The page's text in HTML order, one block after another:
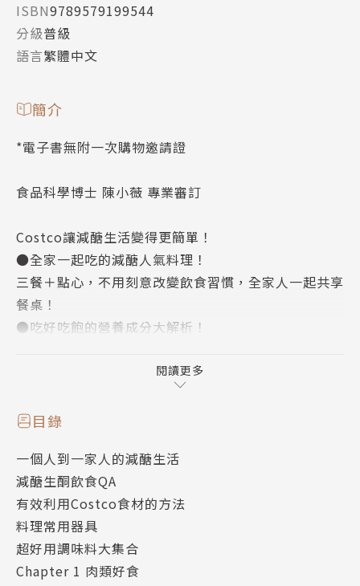
ISBN9789579199544
分級普級
語言繁體中文
簡介
*電子書無附一次購物邀請證
食品科學博士 陳小薇 專業審訂
Costco讓減醣生活變得更簡單！
●全家一起吃的減醣人氣料理！
三餐＋點心，不用刻意改變飲食習慣，全家人一起共享
餐桌！
●吃好吃飽的營養成分大解析！
專業營養師解答最想知道的減醣生酮問題！掌握健康與
Costco減醣料理指南！天天變化餐桌美味！
如何利用Costco大份量食材製作減醣料理呢？本書精
選Costco 100+道減醣食譜，百搭食材從分裝、保存
到一日三餐，減醣生活提案讓你聰明擇食，吃飽吃好，
健康與美味都兼具！
閱讀更多
目錄
一個人到一家人的減醣生活
減醣生酮飲食QA
有效利用Costco食材的方法
料理常用器具
超好用調味料大集合
Chapter 1 肉類好食